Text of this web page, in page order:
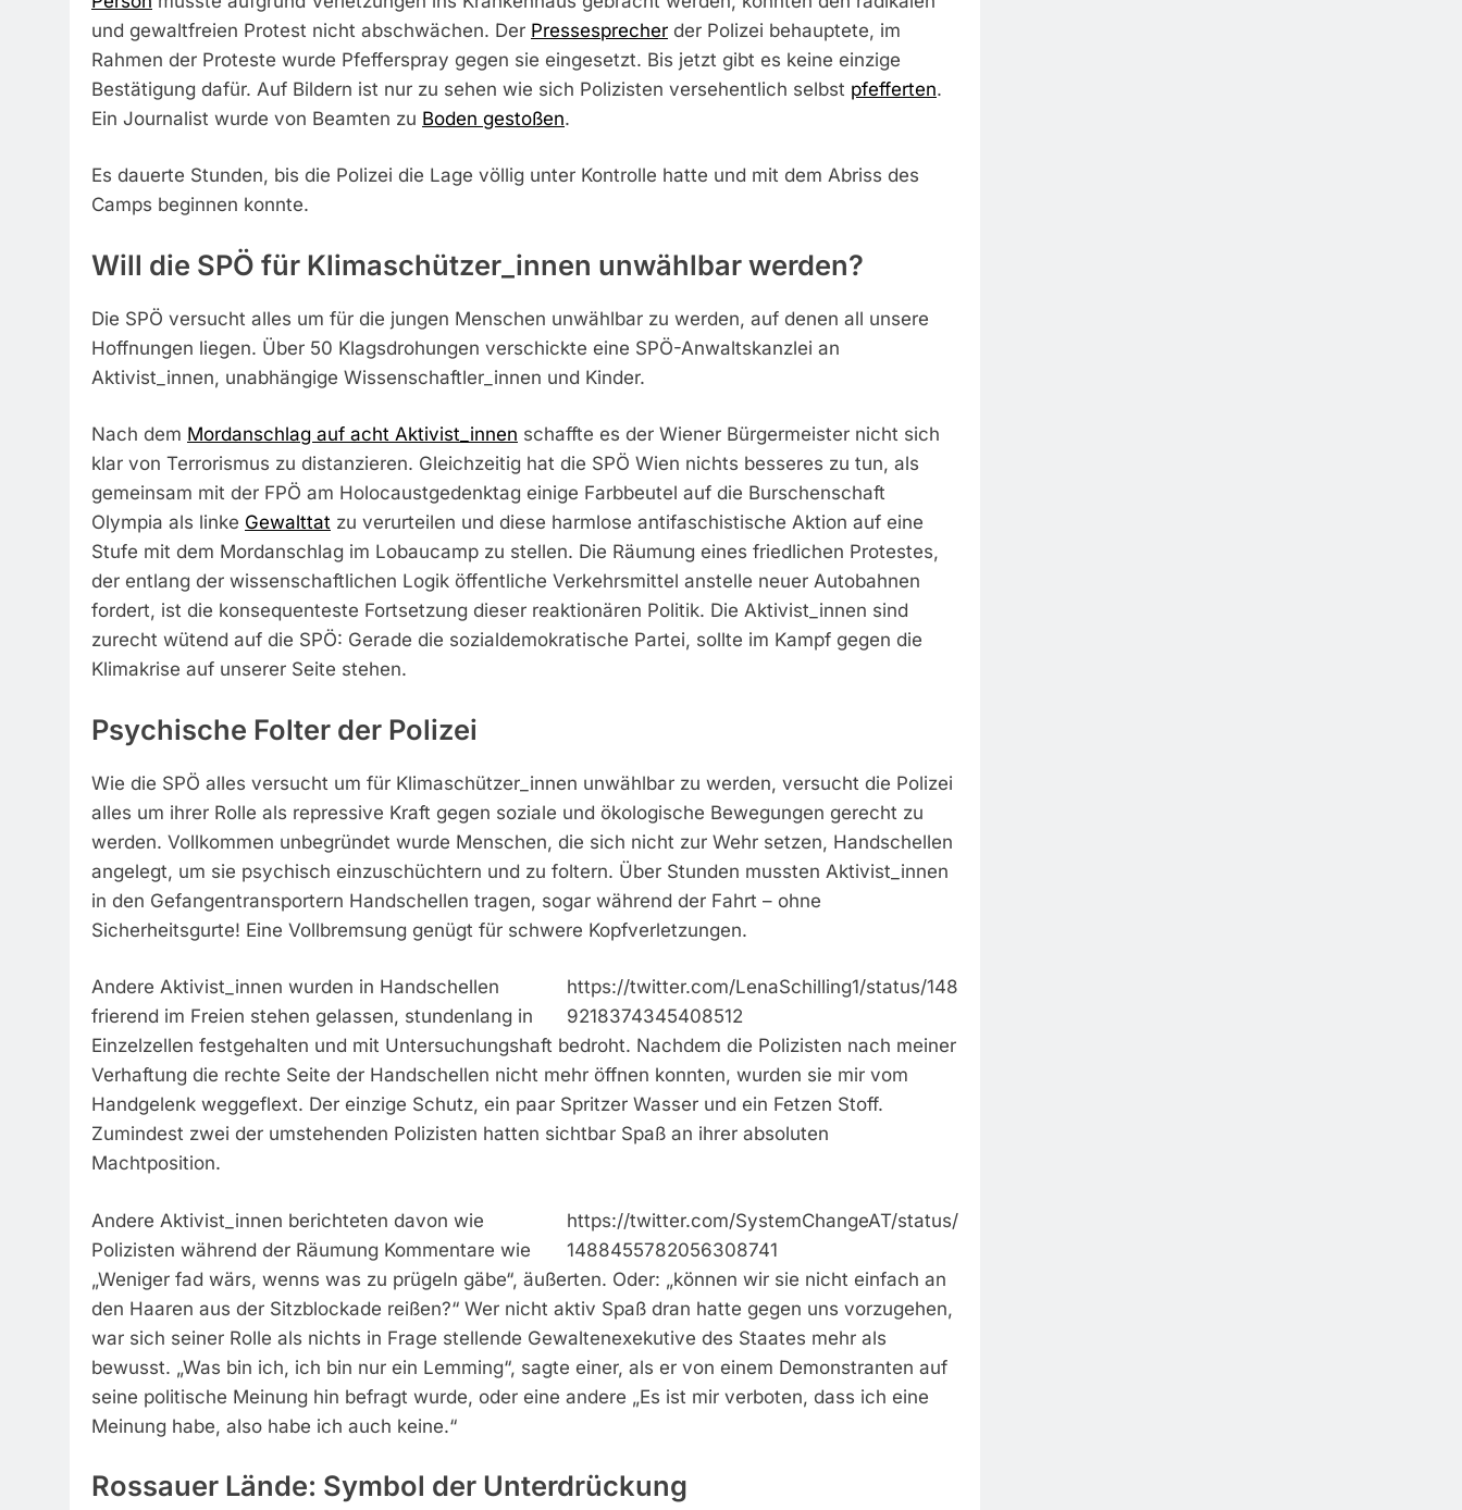
und gewaltfreien Protest nicht abschwächen. Der Pressesprecher der Polizei behauptete, im
Rahmen der Proteste wurde Pfefferspray gegen sie eingesetzt. Bis jetzt gibt es keine einzige
Bestätigung dafür. Auf Bildern ist nur zu sehen wie sich Polizisten versehentlich selbst pfefferten.
Ein Journalist wurde von Beamten zu Boden gestoßen.
Es dauerte Stunden, bis die Polizei die Lage völlig unter Kontrolle hatte und mit dem Abriss des
Camps beginnen konnte.
Will die SPÖ für Klimaschützer_innen unwählbar werden?
Die SPÖ versucht alles um für die jungen Menschen unwählbar zu werden, auf denen all unsere
Hoffnungen liegen. Über 50 Klagsdrohungen verschickte eine SPÖ-Anwaltskanzlei an
Aktivist_innen, unabhängige Wissenschaftler_innen und Kinder.
Nach dem Mordanschlag auf acht Aktivist_innen schaffte es der Wiener Bürgermeister nicht sich
klar von Terrorismus zu distanzieren. Gleichzeitig hat die SPÖ Wien nichts besseres zu tun, als
gemeinsam mit der FPÖ am Holocaustgedenktag einige Farbbeutel auf die Burschenschaft
Olympia als linke Gewalttat zu verurteilen und diese harmlose antifaschistische Aktion auf eine
Stufe mit dem Mordanschlag im Lobaucamp zu stellen. Die Räumung eines friedlichen Protestes,
der entlang der wissenschaftlichen Logik öffentliche Verkehrsmittel anstelle neuer Autobahnen
fordert, ist die konsequenteste Fortsetzung dieser reaktionären Politik. Die Aktivist_innen sind
zurecht wütend auf die SPÖ: Gerade die sozialdemokratische Partei, sollte im Kampf gegen die
Klimakrise auf unserer Seite stehen.
Psychische Folter der Polizei
Wie die SPÖ alles versucht um für Klimaschützer_innen unwählbar zu werden, versucht die Polizei
alles um ihrer Rolle als repressive Kraft gegen soziale und ökologische Bewegungen gerecht zu
werden. Vollkommen unbegründet wurde Menschen, die sich nicht zur Wehr setzen, Handschellen
angelegt, um sie psychisch einzuschüchtern und zu foltern. Über Stunden mussten Aktivist_innen
in den Gefangentransportern Handschellen tragen, sogar während der Fahrt – ohne
Sicherheitsgurte! Eine Vollbremsung genügt für schwere Kopfverletzungen.
https://twitter.com/LenaSchilling1/status/148
9218374345408512
Andere Aktivist_innen wurden in Handschellen
frierend im Freien stehen gelassen, stundenlang in
Einzelzellen festgehalten und mit Untersuchungshaft bedroht. Nachdem die Polizisten nach meiner
Verhaftung die rechte Seite der Handschellen nicht mehr öffnen konnten, wurden sie mir vom
Handgelenk weggeflext. Der einzige Schutz, ein paar Spritzer Wasser und ein Fetzen Stoff.
Zumindest zwei der umstehenden Polizisten hatten sichtbar Spaß an ihrer absoluten
Machtposition.
https://twitter.com/SystemChangeAT/status/
1488455782056308741
Andere Aktivist_innen berichteten davon wie
Polizisten während der Räumung Kommentare wie
„Weniger fad wärs, wenns was zu prügeln gäbe“, äußerten. Oder: „können wir sie nicht einfach an
den Haaren aus der Sitzblockade reißen?“ Wer nicht aktiv Spaß dran hatte gegen uns vorzugehen,
war sich seiner Rolle als nichts in Frage stellende Gewaltenexekutive des Staates mehr als
bewusst. „Was bin ich, ich bin nur ein Lemming“, sagte einer, als er von einem Demonstranten auf
seine politische Meinung hin befragt wurde, oder eine andere „Es ist mir verboten, dass ich eine
Meinung habe, also habe ich auch keine.“
Rossauer Lände: Symbol der Unterdrückung